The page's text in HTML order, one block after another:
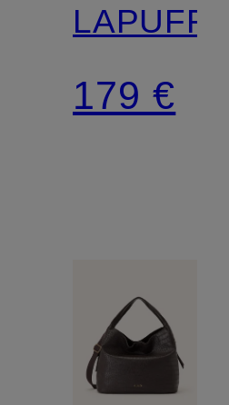
LAPUFFY
179 €